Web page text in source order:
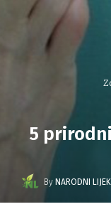
5
By NARODNI LIJEK